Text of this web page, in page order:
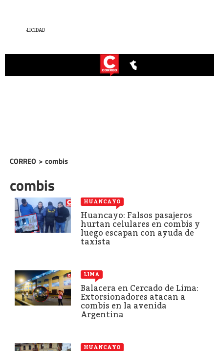
CORREO > combis
combis
HUANCAYO
Huancayo: Falsos pasajeros
hurtan celulares en combis y
luego escapan con ayuda de
taxista
LIMA
Balacera en Cercado de Lima:
Extorsionadores atacan a
combis en la avenida
Argentina
HUANCAYO